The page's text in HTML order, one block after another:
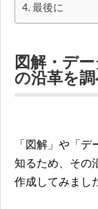
最後に
図解・デ
の沿革を
「図解」や「
知るため、その
作成してみまし